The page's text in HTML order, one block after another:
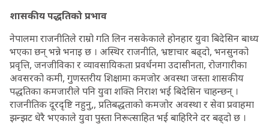
शासकीय पद्धतिको प्रभाव
नेपालमा राजनीतिले राम्रो गति लिन नसकेकाले होनहार युवा बिदेसिन बाध्य
भएका छन् भन्ने भनाइ छ । अस्थिर राजनीति, भ्रष्टाचार बढ्दो, भनसुनको
प्रवृत्ति, जनजीविका र व्यावसायिकता प्रवर्धनमा उदासीनता, रोजगारीका
अवसरको कमी, गुणस्तरीय शिक्षामा कमजोर अवस्था जस्ता शासकीय
पद्धतिका कमजारीले पनि युवा शक्ति निराश भई बिदेसिन चाहन्छन् ।
राजनीतिक दूरदृष्टि नहुनु,, प्रतिबद्धताको कमजोर अवस्था र सेवा प्रवाहमा
झन्झट धेरै भएकाले युवा पुस्ता निरूत्साहित भई बाहिरिने दर बढ्दो छ ।